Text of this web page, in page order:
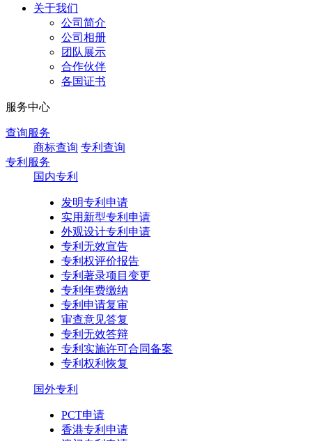
关于我们
公司简介
公司相册
团队展示
合作伙伴
各国证书
服务中心
查询服务
商标查询 专利查询
专利服务
国内专利
发明专利申请
实用新型专利申请
外观设计专利申请
专利无效宣告
专利权评价报告
专利著录项目变更
专利年费缴纳
专利申请复审
审查意见答复
专利无效答辩
专利实施许可合同备案
专利权利恢复
国外专利
PCT申请
香港专利申请